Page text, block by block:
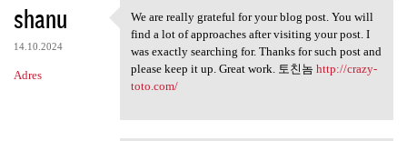
shanu
14.10.2024
Adres
We are really grateful for
We are really grateful for your blog post. You will
find a lot of approaches after visiting your post. I
was exactly searching for. Thanks for such post and
please keep it up. Great work. 토친놈 http://crazy-
toto.com/